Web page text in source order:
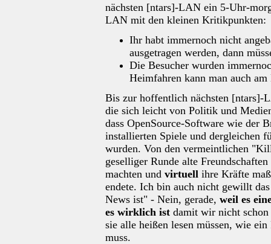
nächsten [ntars]-LAN ein 5-Uhr-
LAN mit den kleinen Kritikpunkten:
Ihr habt immernoch nicht
ausgetragen werden, dann
Die Besucher wurden
Heimfahren kann man auch
Bis zur hoffentlich nächsten
die sich leicht von Politik und
dass OpenSource-Software wie der
installierten Spiele und dergleichen
wurden. Von den vermeintlichen
geselliger Runde alte
machten undvirtuell ihre Kräfte
endete. Ich bin auch nicht gewillt
News ist" - Nein, gerade,weil es
es wirklich ist damit wir nicht
sie alle heißen lesen müssen, wie
muss.